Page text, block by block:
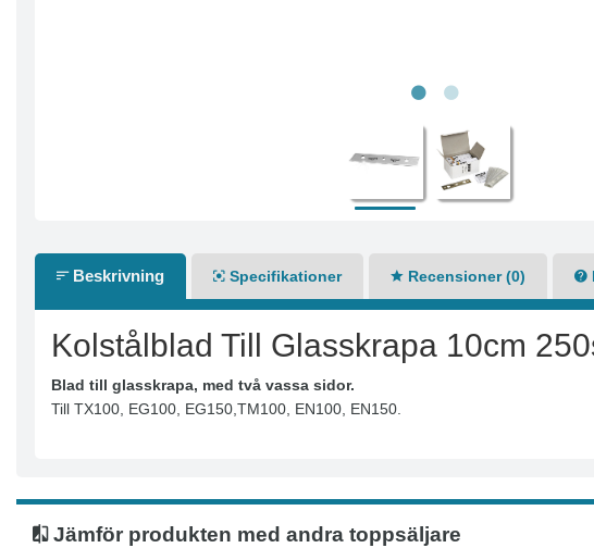
Beskrivning Specifikationer Recensioner (0)
Kolstålblad Till Glasskrapa 10cm
Blad till glasskrapa, med två vassa sidor.
Till TX100, EG100, EG150,TM100, EN100, EN150.
Jämför produkten med andra toppsäljare